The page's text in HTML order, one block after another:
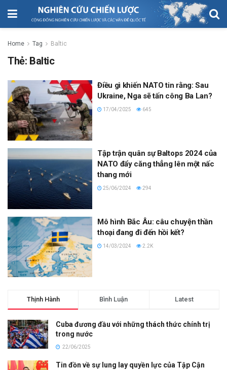
Home Tag Baltic
Thẻ: Baltic
Điều gì khiến NATO tin rằng: Sau
Ukraine, Nga sẽ tấn công Ba Lan?
17/04/2025 645
Tập trận quân sự Baltops 2024 của
NATO đẩy căng thẳng lên một nấc
thang mới
25/06/2024 294
Mô hình Bắc Âu: câu chuyện thần
thoại đang đi đến hồi kết?
14/03/2024 2.2K
Thịnh Hành Bình Luận Latest
Cuba đương đầu với những thách thức chính trị
trong nước
22/06/2025
Tin đồn về sự lung lay quyền lực của Tập Cận